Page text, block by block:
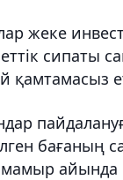
жеке
сипаты
қамтамасыз
айында